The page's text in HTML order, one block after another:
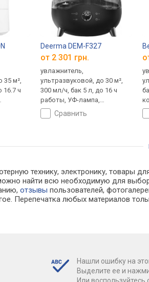
35 м²,
16.7 ч
Deerma DEM-F327
от 2 301 грн.
увлажнитель,
ультразвуковой, до 30 м²,
300 мл/ч, бак 5 л, до 16 ч
работы, УФ-лампа,
контроль влажности
(гигростат), ароматизатор
сравнить
технику, электронику, товары
можно найти всю необходимую для
отзывы пользователей,
Перепечатка любых материалов
Нашли ошибку на
Выделите ее и